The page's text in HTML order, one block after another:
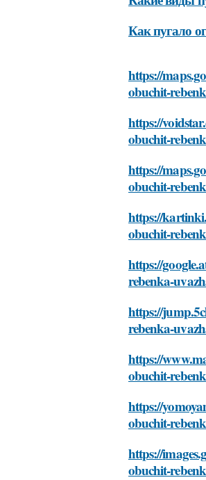
Как пугало
https://
obuchit-
https://
obuchit-
https://
obuchit-
https://
obuchit-
https://
rebenka-
https://
rebenka-
https://
obuchit-
https://
obuchit-
https://
obuchit-